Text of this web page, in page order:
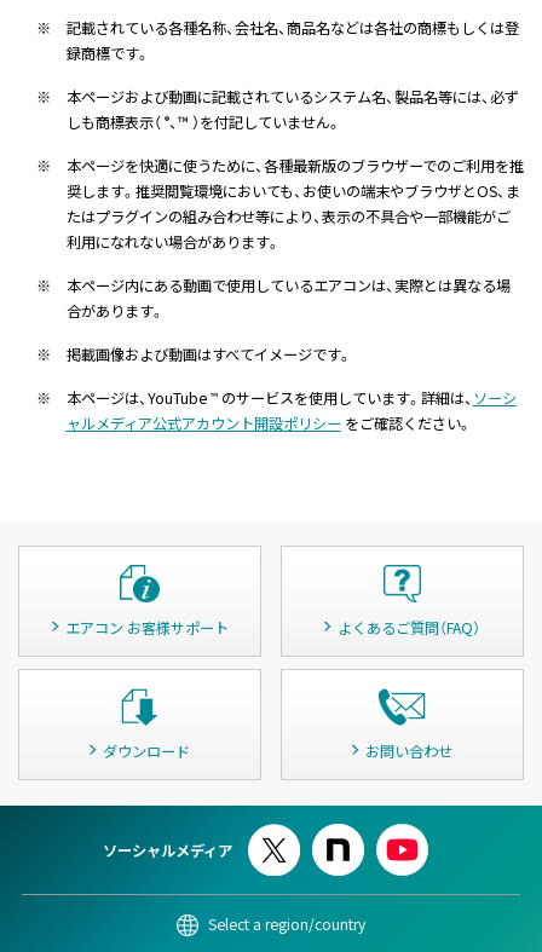
※
記載されている各種名称、会社名、商品名などは各社の商標もしくは登
録商標です。
※
本ページおよび動画に記載されているシステム名、製品名等には、必ず
しも商標表示（ ®、™ ）を付記していません。
※
本ページを快適に使うために、各種最新版のブラウザーでのご利用を推
奨します。推奨閲覧環境においても、お使いの端末やブラウザとOS、ま
たはプラグインの組み合わせ等により、表示の不具合や一部機能がご
利用になれない場合があります。
※
本ページ内にある動画で使用しているエアコンは、実際とは異なる場
合があります。
※
掲載画像および動画はすべてイメージです。
※
本ページは、YouTube ™のサービスを使用しています。詳細は、 ソーシ
ャルメディア公式アカウント開設ポリシー をご確認ください。
エアコン お客様サポート よくあるご質問（FAQ）
ダウンロード お問い合わせ
ソーシャルメディア
Select a region/country